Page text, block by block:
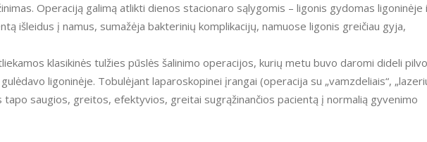
Operaciją galimą atlikti dienos stacionaro sąlygomis – ligonis gydomas ligoninėje
išleidus į namus, sumažėja bakterinių komplikacijų, namuose ligonis greičiau gyja,
klasikinės tulžies pūslės šalinimo operacijos, kurių metu buvo daromi dideli pilvo
ligoninėje. Tobulėjant laparoskopinei įrangai (operacija su „vamzdeliais“,
tapo saugios, greitos, efektyvios, greitai sugrąžinančios pacientą į normalią gyvenimo